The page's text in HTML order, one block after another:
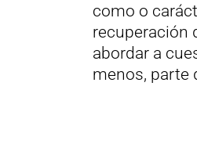
como o
recuperación
abordar a
menos, parte